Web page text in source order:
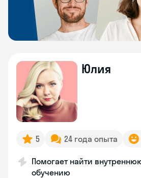
Юлия
5 24 года опыта
Помогает найти
обучению